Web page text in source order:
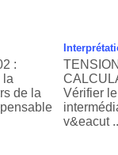
:
la
de la
Vérifier
v&eacut